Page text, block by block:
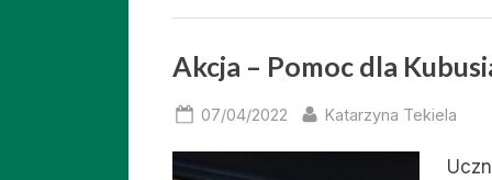
Akcja – Pomoc dla
Posted
07/04/2022 By
Katarzyna Tekiela